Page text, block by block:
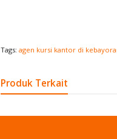
Tags: agen kursi kantor di
Produk Terkait